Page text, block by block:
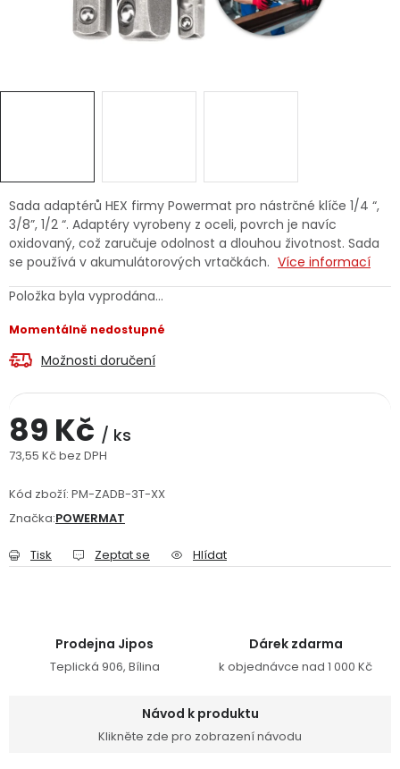
Vánoce
Značky
Jaký je aktuální stav mé objednávky?
Velkoobchodní spolupráce (B2B)
Servis nářadí Hodnocení obchodu
Doprava a platba
Reklamační formulář Odstoupení ve lhůtě 14 dní
Podmínky ochrany osobních údajů
Sada adaptérů HEX firmy Powermat pro nástrčné klíče 1/4 “,
3/8”, 1/2 “. Adaptéry vyrobeny z oceli, povrch je navíc
oxidovaný, což zaručuje odolnost a dlouhou životnost. Sada
se používá v akumulátorových vrtačkách. Více informací
Položka byla vyprodána…
Momentálně nedostupné
Možnosti doručení
89 Kč / ks
73,55 Kč bez DPH
Kód zboží: PM-ZADB-3T-XX
Značka:POWERMAT
Tisk Zeptat se Hlídat
Prodejna Jipos
Teplická 906, Bílina
Dárek zdarma
k objednávce nad 1 000 Kč
Návod k produktu
Klikněte zde pro zobrazení návodu